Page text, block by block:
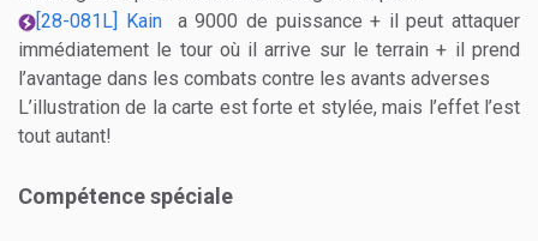
[28-081L] Kaina 9000 de puissance + il peut attaquer
immédiatement le tour où il arrive sur le terrain + il prend
l’avantage dans les combats contre les avants adverses
L’illustration de la carte est forte et stylée, mais l’effet l’est
tout autant!
Compétence spéciale